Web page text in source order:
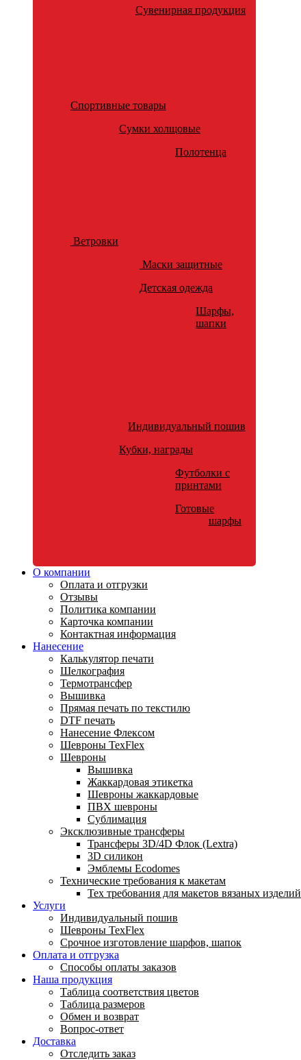
Сувенирная продукция
Спортивные товары
Сумки холщовые
Полотенца
Ветровки
Маски защитные
Детская одежда
Шарфы,
шапки
Индивидуальный пошив
Кубки, награды
Футболки с
принтами
Готовые
шарфы
О компании
Оплата и отгрузки
Отзывы
Политика компании
Карточка компании
Контактная информация
Нанесение
Калькулятор печати
Шелкография
Термотрансфер
Вышивка
Прямая печать по текстилю
DTF печать
Нанесение Флексом
Шевроны TexFlex
Шевроны
Вышивка
Жаккардовая этикетка
Шевроны жаккардовые
ПВХ шевроны
Сублимация
Эксклюзивные трансферы
Трансферы 3D/4D Флок (Lextra)
3D силикон
Эмблемы Ecodomes
Технические требования к макетам
Тех требования для макетов вязаных изделий
Услуги
Индивидуальный пошив
Шевроны TexFlex
Срочное изготовление шарфов, шапок
Оплата и отгрузка
Способы оплаты заказов
Наша продукция
Таблица соответствия цветов
Таблица размеров
Обмен и возврат
Вопрос-ответ
Доставка
Отследить заказ